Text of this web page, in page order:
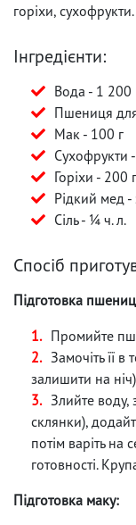
горіхи,
Інгредієнти:
Вода - 1 200
Пшениця для
Мак - 100 г
Сухофрукти
Горіхи - 200 г
Рідкий мед
Сіль - ¼ ч. л.
Спосіб
Підготовка
Промийте
Замочіть її
залишити на
Злийте
склянки),
потім варіть
готовності.
Підготовка маку: